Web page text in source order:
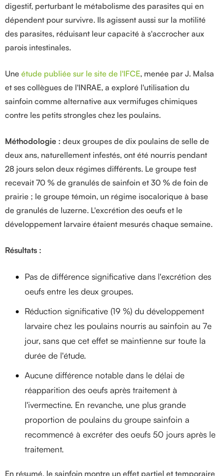
digestif, perturbant le métabolisme des parasites qui en
dépendent pour survivre. Ils agissent aussi sur la motilité
des parasites, réduisant leur capacité à s'accrocher aux
parois intestinales.
Une étude publiée sur le site de l'IFCE, menée par J. Malsa
et ses collègues de l'INRAE, a exploré l'utilisation du
sainfoin comme alternative aux vermifuges chimiques
contre les petits strongles chez les poulains.
Méthodologie : deux groupes de dix poulains de selle de
deux ans, naturellement infestés, ont été nourris pendant
28 jours selon deux régimes différents. Le groupe test
recevait 70 % de granulés de sainfoin et 30 % de foin de
prairie ; le groupe témoin, un régime isocalorique à base
de granulés de luzerne. L'excrétion des oeufs et le
développement larvaire étaient mesurés chaque semaine.
Résultats :
Pas de différence significative dans l'excrétion des
oeufs entre les deux groupes.
Réduction significative (19 %) du développement
larvaire chez les poulains nourris au sainfoin au 7e
jour, sans que cet effet se maintienne sur toute la
durée de l'étude.
Aucune différence notable dans le délai de
réapparition des oeufs après traitement à
l'ivermectine. En revanche, une plus grande
proportion de poulains du groupe sainfoin a
recommencé à excréter des oeufs 50 jours après le
traitement.
En résumé, le sainfoin montre un effet partiel et temporaire